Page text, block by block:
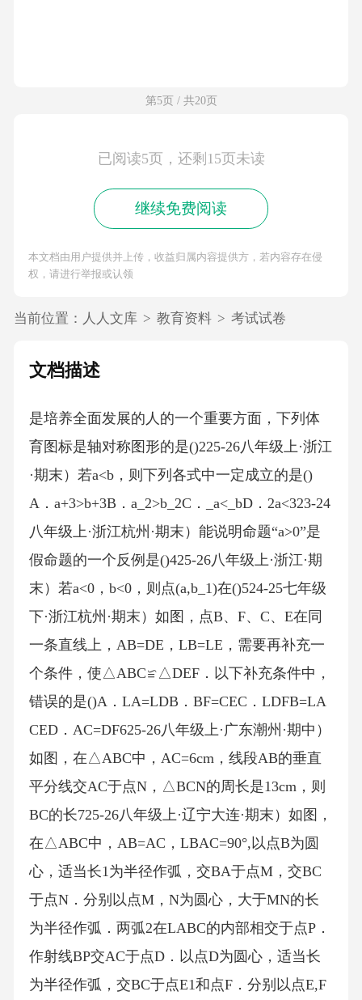
第5页 / 共20页
已阅读5页，还剩15页未读
继续免费阅读
本文档由用户提供并上传，收益归属内容提供方，若内容存在侵
权，请进行举报或认领
当前位置： 人人文库 > 教育资料 > 考试试卷
文档描述
是培养全面发展的人的一个重要方面，下列体
育图标是轴对称图形的是()225-26八年级上·浙江
·期末）若a<b，则下列各式中一定成立的是()
A．a+3>b+3B．a_2>b_2C．_a<_bD．2a<323-24
八年级上·浙江杭州·期末）能说明命题“a>0”是
假命题的一个反例是()425-26八年级上·浙江·期
末）若a<0，b<0，则点(a,b_1)在()524-25七年级
下·浙江杭州·期末）如图，点B、F、C、E在同
一条直线上，AB=DE，LB=LE，需要再补充一
个条件，使△ABC≌△DEF．以下补充条件中，
错误的是()A．LA=LDB．BF=CEC．LDFB=LA
CED．AC=DF625-26八年级上·广东潮州·期中）
如图，在△ABC中，AC=6cm，线段AB的垂直
平分线交AC于点N，△BCN的周长是13cm，则
BC的长725-26八年级上·辽宁大连·期末）如图，
在△ABC中，AB=AC，LBAC=90°,以点B为圆
心，适当长1为半径作弧，交BA于点M，交BC
于点N．分别以点M，N为圆心，大于MN的长
为半径作弧．两弧2在LABC的内部相交于点P．
作射线BP交AC于点D．以点D为圆心，适当长
为半径作弧，交BC于点E1和点F．分别以点E,F